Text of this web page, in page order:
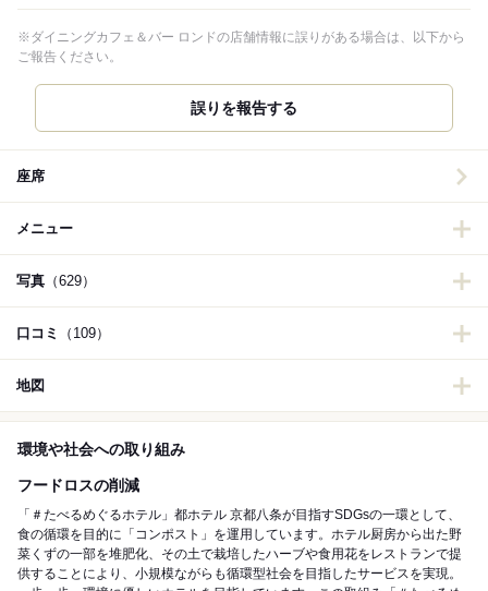
※ダイニングカフェ＆バー ロンドの店舗情報に誤りがある場合は、以下から
ご報告ください。
誤りを報告する
座席
メニュー
写真 （629）
口コミ （109）
地図
環境や社会への取り組み
フードロスの削減
「＃たべるめぐるホテル」都ホテル 京都八条が目指すSDGsの一環として、
食の循環を目的に「コンポスト」を運用しています。ホテル厨房から出た野
菜くずの一部を堆肥化、その土で栽培したハーブや食用花をレストランで提
供することにより、小規模ながらも循環型社会を目指したサービスを実現。